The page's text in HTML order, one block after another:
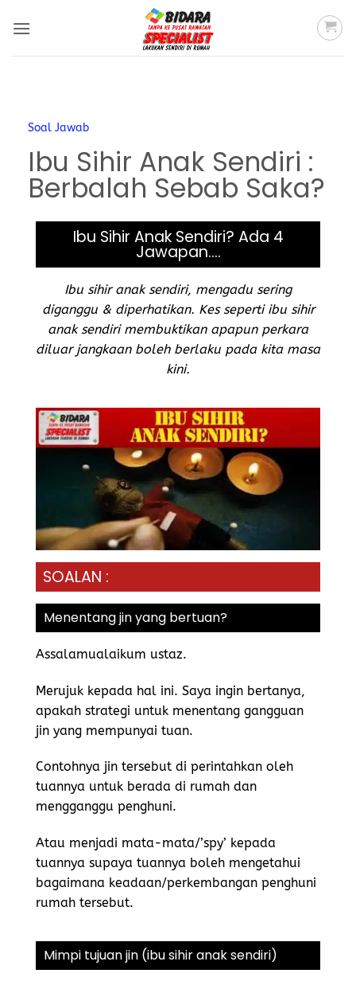
Soal Jawab
Ibu Sihir Anak Sendiri :
Berbalah Sebab Saka?
Ibu Sihir Anak Sendiri? Ada 4
Jawapan....
Ibu sihir anak sendiri, mengadu sering
diganggu & diperhatikan. Kes seperti ibu sihir
anak sendiri membuktikan apapun perkara
diluar jangkaan boleh berlaku pada kita masa
kini.
SOALAN :
Menentang jin yang bertuan?
Assalamualaikum ustaz.
Merujuk kepada hal ini. Saya ingin bertanya,
apakah strategi untuk menentang gangguan
jin yang mempunyai tuan.
Contohnya jin tersebut di perintahkan oleh
tuannya untuk berada di rumah dan
mengganggu penghuni.
Atau menjadi mata-mata/’spy’ kepada
tuannya supaya tuannya boleh mengetahui
bagaimana keadaan/perkembangan penghuni
rumah tersebut.
Mimpi tujuan jin (ibu sihir anak sendiri)